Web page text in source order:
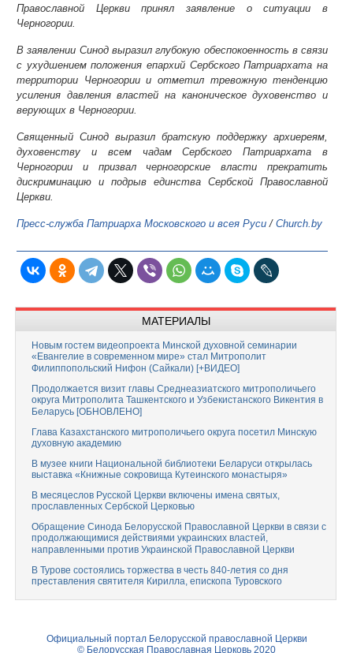
Православной Церкви принял заявление о ситуации в
Черногории.
В заявлении Синод выразил глубокую обеспокоенность в связи
с ухудшением положения епархий Сербского Патриархата на
территории Черногории и отметил тревожную тенденцию
усиления давления властей на каноническое духовенство и
верующих в Черногории.
Священный Синод выразил братскую поддержку архиереям,
духовенству и всем чадам Сербского Патриархата в
Черногории и призвал черногорские власти прекратить
дискриминацию и подрыв единства Сербской Православной
Церкви.
Пресс-служба Патриарха Московского и всея Руси / Church.by
МАТЕРИАЛЫ
Новым гостем видеопроекта Минской духовной семинарии
«Евангелие в современном мире» стал Митрополит
Филиппопольский Нифон (Сайкали) [+ВИДЕО]
Продолжается визит главы Среднеазиатского митрополичьего
округа Митрополита Ташкентского и Узбекистанского Викентия в
Беларусь [ОБНОВЛЕНО]
Глава Казахстанского митрополичьего округа посетил Минскую
духовную академию
В музее книги Национальной библиотеки Беларуси открылась
выставка «Книжные сокровища Кутеинского монастыря»
В месяцеслов Русской Церкви включены имена святых,
прославленных Сербской Церковью
Обращение Синода Белорусской Православной Церкви в связи с
продолжающимися действиями украинских властей,
направленными против Украинской Православной Церкви
В Турове состоялись торжества в честь 840-летия со дня
преставления святителя Кирилла, епископа Туровского
Официальный портал Белорусской православной Церкви
© Белорусская Православная Церковь 2020